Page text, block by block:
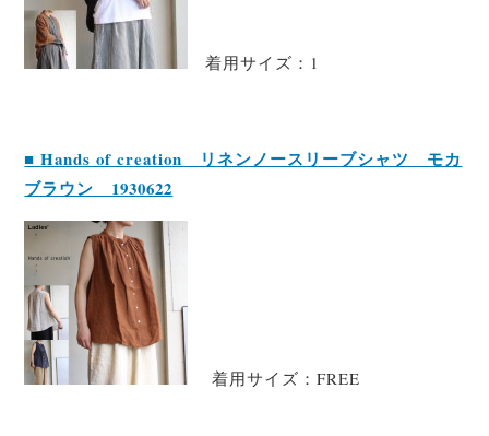
着用サイズ：1
■ Hands of creation リネンノースリーブシャツ モカ
ブラウン 1930622
着用サイズ：FREE